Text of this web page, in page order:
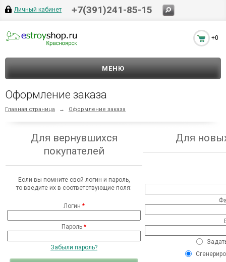
Личный кабинет +7(391)241-85-15
+0
МЕНЮ
Оформление заказа
Главная страница → Оформление заказа
Для вернувшихся
покупателей
Для
Если вы помните свой логин и пароль,
то введите их в соответствующие поля:
Логин *
Пароль *
Забыли пароль?